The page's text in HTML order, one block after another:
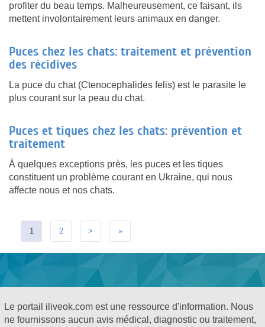
profiter du beau temps. Malheureusement, ce faisant, ils
mettent involontairement leurs animaux en danger.
Puces chez les chats: traitement et prévention
des récidives
La puce du chat (Ctenocephalides felis) est le parasite le
plus courant sur la peau du chat.
Puces et tiques chez les chats: prévention et
traitement
À quelques exceptions près, les puces et les tiques
constituent un problème courant en Ukraine, qui nous
affecte nous et nos chats.
1 2 > »
Le portail iliveok.com est une ressource d'information. Nous
ne fournissons aucun avis médical, diagnostic ou traitement,